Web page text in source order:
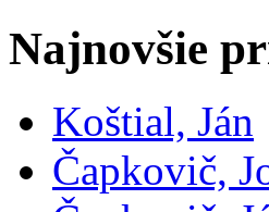
Najnovšie
Koštial, Ján
Čapkovič,